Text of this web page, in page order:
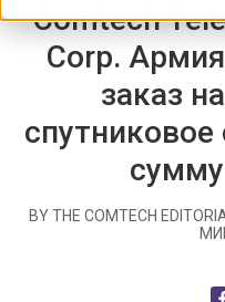
Comtech
Corp.
заказ
спутниковое
BY THE COMTECH